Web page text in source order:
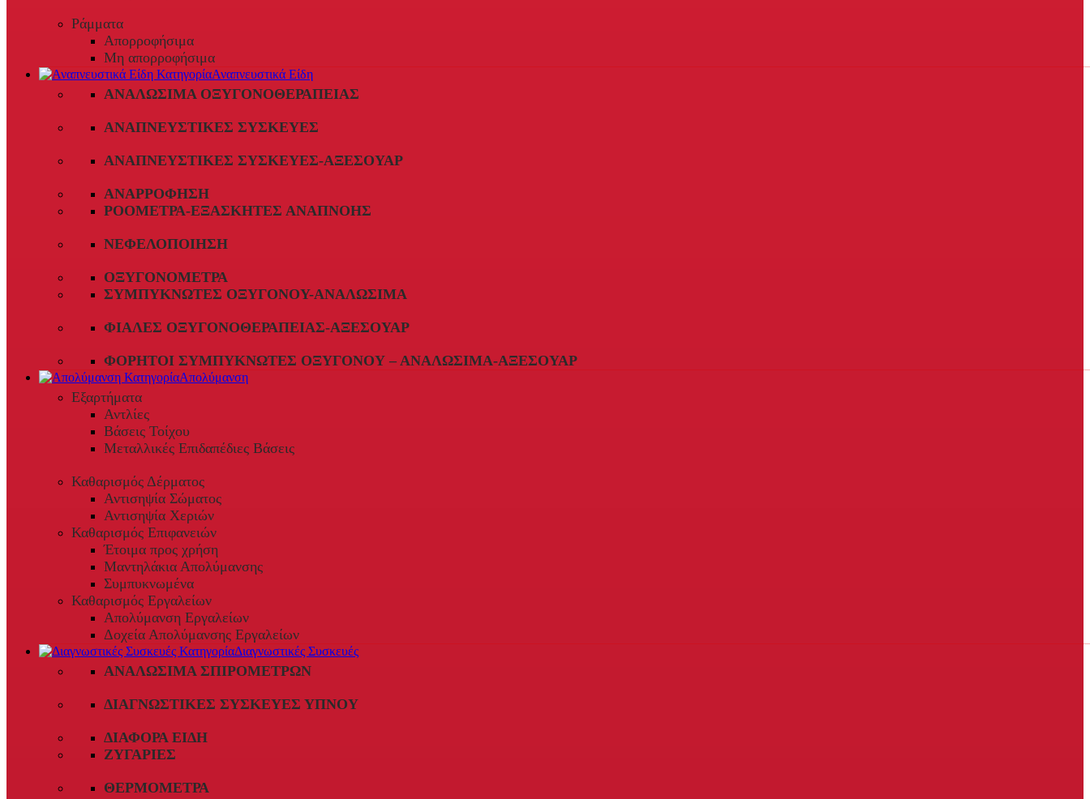
Ράμματα
Απορροφήσιμα
Μη απορροφήσιμα
Αναπνευστικά Είδη
ΑΝΑΛΏΣΙΜΑ ΟΞΥΓΟΝΟΘΕΡΑΠΕΊΑΣ
ΑΝΑΠΝΕΥΣΤΙΚΈΣ ΣΥΣΚΕΥΈΣ
ΑΝΑΠΝΕΥΣΤΙΚΈΣ ΣΥΣΚΕΥΈΣ-ΑΞΕΣΟΥΆΡ
ΑΝΑΡΡΌΦΗΣΗ
ΡΟΌΜΕΤΡΑ-ΕΞΑΣΚΗΤΈΣ ΑΝΑΠΝΟΉΣ
ΝΕΦΕΛΟΠΟΊΗΣΗ
ΟΞΥΓΟΝΌΜΕΤΡΑ
ΣΥΜΠΥΚΝΩΤΈΣ ΟΞΥΓΌΝΟΥ-ΑΝΑΛΏΣΙΜΑ
ΦΙΆΛΕΣ ΟΞΥΓΟΝΟΘΕΡΑΠΕΊΑΣ-ΑΞΕΣΟΥΆΡ
ΦΟΡΗΤΟΊ ΣΥΜΠΥΚΝΩΤΈΣ ΟΞΥΓΌΝΟΥ – ΑΝΑΛΏΣΙΜΑ-ΑΞΕΣΟΥΆΡ
Απολύμανση
Εξαρτήματα
Αντλίες
Βάσεις Τοίχου
Μεταλλικές Επιδαπέδιες Βάσεις
Καθαρισμός Δέρματος
Αντισηψία Σώματος
Αντισηψία Χεριών
Καθαρισμός Επιφανειών
Έτοιμα προς χρήση
Μαντηλάκια Απολύμανσης
Συμπυκνωμένα
Καθαρισμός Εργαλείων
Απολύμανση Εργαλείων
Δοχεία Απολύμανσης Εργαλείων
Διαγνωστικές Συσκευές
ΑΝΑΛΏΣΙΜΑ ΣΠΙΡΟΜΈΤΡΩΝ
ΔΙΑΓΝΩΣΤΙΚΈΣ ΣΥΣΚΕΥΈΣ ΎΠΝΟΥ
ΔΙΆΦΟΡΑ ΕΊΔΗ
ΖΥΓΑΡΙΈΣ
ΘΕΡΜΌΜΕΤΡΑ